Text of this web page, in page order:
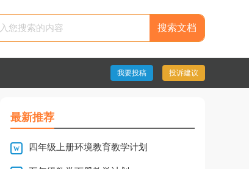
搜索文档
我要投稿 投诉建议
最新推荐
四年级上册环境教育教学计划